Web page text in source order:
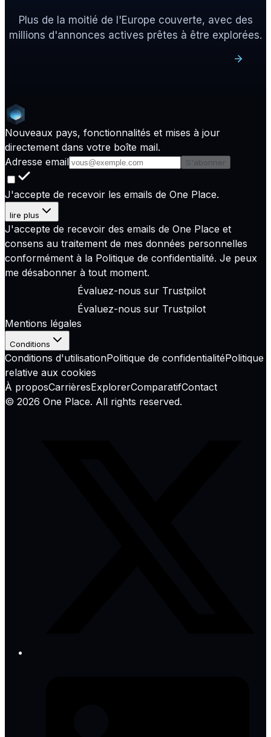
Plus de la moitié de l'Europe couverte, avec des
millions d'annonces actives prêtes à être explorées.
Nouveaux pays, fonctionnalités et mises à jour
directement dans votre boîte mail.
Adresse email
S'abonner
J'accepte de recevoir les emails de One Place.
lire plus
J'accepte de recevoir des emails de One Place et
consens au traitement de mes données personnelles
conformément à la Politique de confidentialité. Je peux
me désabonner à tout moment.
Évaluez-nous sur Trustpilot
Évaluez-nous sur Trustpilot
Mentions légales
Conditions
Conditions d'utilisationPolitique de confidentialitéPolitique
relative aux cookies
À proposCarrièresExplorerComparatifContact
© 2026 One Place. All rights reserved.